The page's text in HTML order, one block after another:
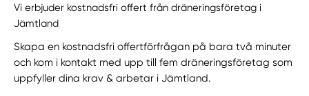
Vi erbjuder kostnadsfri offert från dräneringsföretag i
Jämtland
Skapa en kostnadsfri offertförfrågan på bara två minuter
och kom i kontakt med upp till fem dräneringsföretag som
uppfyller dina krav & arbetar i Jämtland.